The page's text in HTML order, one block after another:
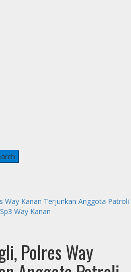
Way Kanan Terjunkan Anggota Patroli
Way Kanan
Polres Way